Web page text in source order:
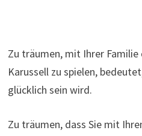
Zu träumen, mit Ihrer Familie
Karussell zu spielen,
glücklich sein wird.
Zu träumen, dass Sie mit